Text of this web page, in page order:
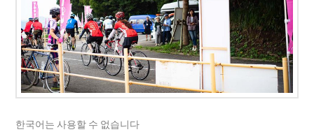
한국어는 사용할 수 없습니다